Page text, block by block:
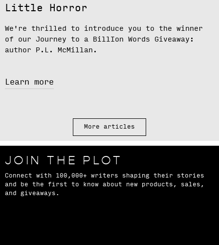
Little Horror
We're thrilled to introduce you to the winner
of our Journey to a BillIon Words Giveaway :
author
P.L. McMillan.
Learn more
More articles
JOIN THE PLOT
Connect with 100,000+ writers shaping their stories
and be the first to know about new products, sales,
and giveaways.